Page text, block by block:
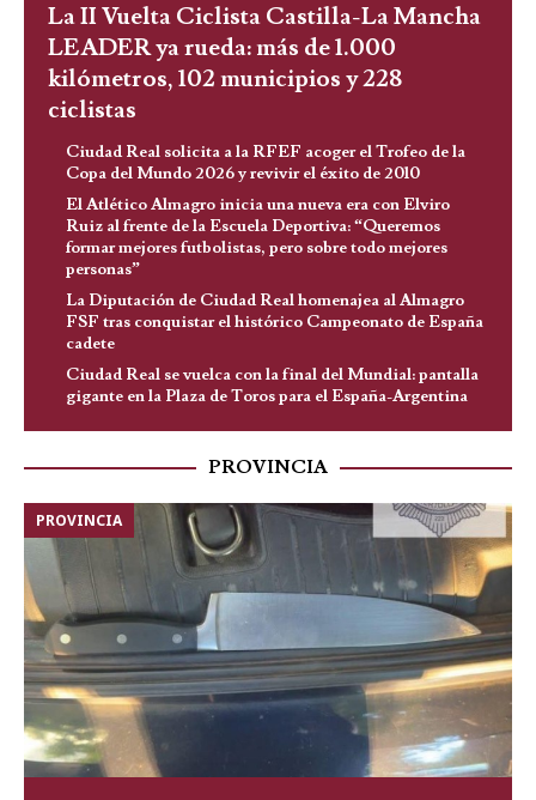
La II Vuelta Ciclista Castilla-La Mancha
LEADER ya rueda: más de 1.000
kilómetros, 102 municipios y 228
ciclistas
Ciudad Real solicita a la RFEF acoger el Trofeo de la
Copa del Mundo 2026 y revivir el éxito de 2010
El Atlético Almagro inicia una nueva era con Elviro
Ruiz al frente de la Escuela Deportiva: “Queremos
formar mejores futbolistas, pero sobre todo mejores
personas”
La Diputación de Ciudad Real homenajea al Almagro
FSF tras conquistar el histórico Campeonato de España
cadete
Ciudad Real se vuelca con la final del Mundial: pantalla
gigante en la Plaza de Toros para el España-Argentina
PROVINCIA
PROVINCIA